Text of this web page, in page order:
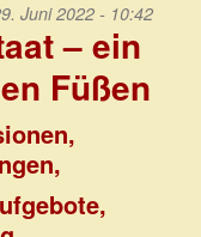
Juni 2022 - 10:42
– ein
Füßen